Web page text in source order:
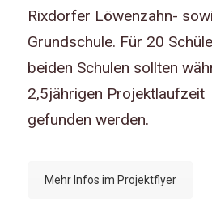
Rixdorfer Löwenzahn-
Grundschule. Für 20
beiden Schulen sollten
2,5jährigen Projektlaufzeit
gefunden werden.
Mehr Infos im Projektflyer